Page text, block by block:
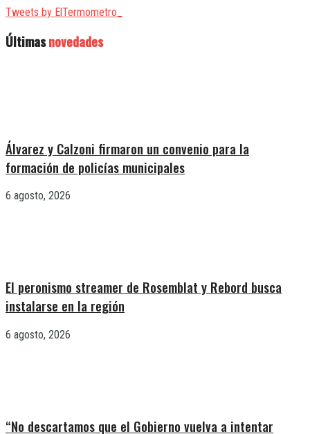
Tweets by ElTermometro_
Últimasnovedades
Álvarez y Calzoni firmaron un convenio para la
formación de policías municipales
6 agosto, 2026
El peronismo streamer de Rosemblat y Rebord busca
instalarse en la región
6 agosto, 2026
“No descartamos que el Gobierno vuelva a intentar